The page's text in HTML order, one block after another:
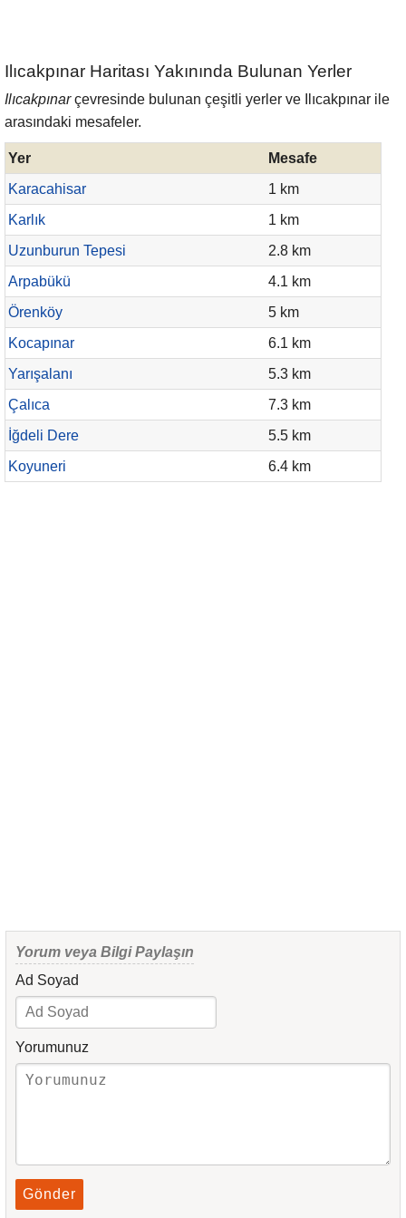
Ilıcakpınar Haritası Yakınında Bulunan Yerler
Ilıcakpınarçevresinde bulunan çeşitli yerler ve Ilıcakpınar ile
arasındaki mesafeler.
Yer
Mesafe
Karacahisar
1 km
Karlık
1 km
Uzunburun Tepesi
2.8 km
Arpabükü
4.1 km
Örenköy
5 km
Kocapınar
6.1 km
Yarışalanı
5.3 km
Çalıca
7.3 km
İğdeli Dere
5.5 km
Koyuneri
6.4 km
Yorum veya Bilgi Paylaşın
Ad Soyad
Yorumunuz
Gönder